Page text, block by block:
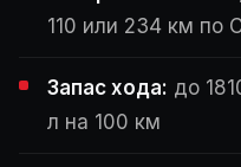
110 или 234 км по
Запас хода: до
л на 100 км